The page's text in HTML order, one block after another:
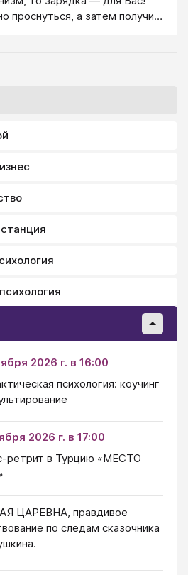
проснуться, а затем получить
2026 г. в 16:00
психология: коучинг
2026 г. в 17:00
ретрит в Турцию «МЕСТО
ЦАРЕВНА, правдивое
по следам сказочника